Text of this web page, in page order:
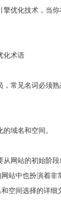
擎优化技术，当
化术语
，常见名词必须
域名和空间。
从网站的初始阶
站中也扮演着
空间选择的详细